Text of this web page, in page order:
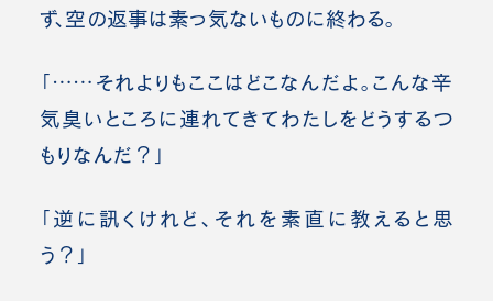
ず、空の返事は素っ気ないものに終わる。
「……それよりもここはどこなんだよ。こんな辛
気臭いところに連れてきてわたしをどうするつ
もりなんだ？」
「逆に訊くけれど、それを素直に教えると思
う？」